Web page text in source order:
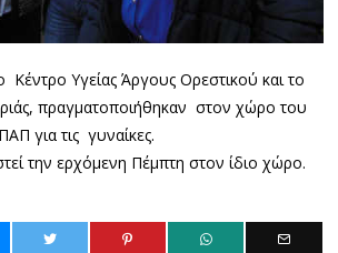
Κέντρο Υγείας Άργους Ορεστικού και το
πραγματοποιήθηκαν στον χώρο του
για τις γυναίκες.
την ερχόμενη Πέμπτη στον ίδιο χώρο.